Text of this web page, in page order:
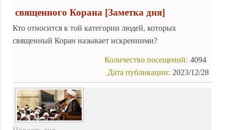
священного Корана [Заметка дня]
Кто относится к той категории людей, которых
священный Коран называет искренними?
4094
Количество посещений:
2023/12/28
Дата публикации: